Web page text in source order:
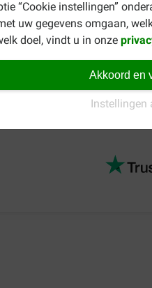
“Cookie instellingen”
uw gegevens omgaan,
doel, vindt u in onze
Akkoord en
Instellingen
bijvoorbeeld een natvoer
een kijkje in het overzicht van